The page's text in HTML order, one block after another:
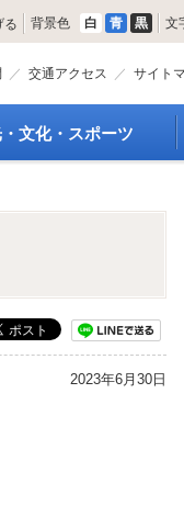
る 背景色 白 青 黒 文
交通アクセス サイト
文化・スポーツ
2023年6月30日